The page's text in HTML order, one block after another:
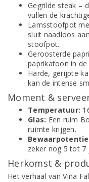
Gegrilde steak –
vullen de
Lamsstoofpot
sluit naadloos
stoofpot.
Geroosterde
paprikatoon in
Harde, gerijpte
kan de intense
Moment &
Temperatuur:
Glas: Een ruim
ruimte krijgen.
zeker nog 5 tot 7
Herkomst &
Het verhaal van Viña